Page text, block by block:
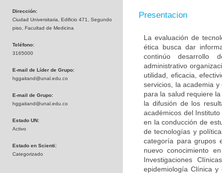
Dirección:
Ciudad Universitaria, Edificio 471, Segundo
piso, Facultad de Medicina
Teléfono:
3165000
E-mail de Líder de Grupo:
hggaitand@unal.edu.co
E-mail de Grupo:
hggaitand@unal.edu.co
Estado UN:
Activo
Estado en Scienti:
Categorizado
Presentacion
La evaluación de
ética busca dar
continúo desarrollo
administrativo
utilidad, eficacia,
servicios, la academia
para la salud requiere
la difusión de los
académicos del
en la conducción de
de tecnologías y
categoría para grupos
nuevo conocimiento
Investigaciones
epidemiología Clínica y